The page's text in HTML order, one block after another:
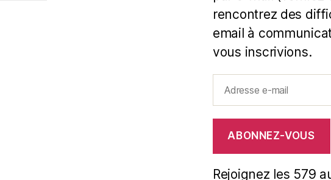
rencontrez des
email à
vous inscrivions.
mail
ABONNEZ-VOUS
Rejoignez les 579